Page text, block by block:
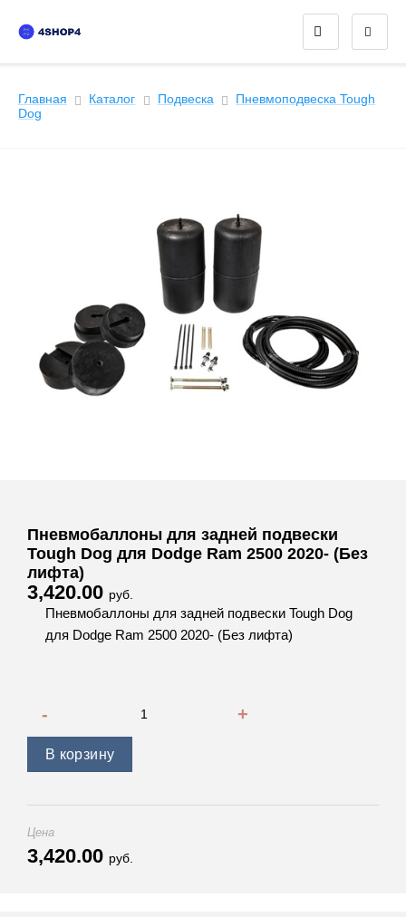
Главная Каталог Подвеска
Пневмоподвеска Tough
Dog
Пневмобаллоны для задней подвески
Tough Dog для Dodge Ram 2500 2020- (Без
лифта)
3,420.00 руб.
Пневмобаллоны для задней подвески Tough Dog
для Dodge Ram 2500 2020- (Без лифта)
В корзину
Цена
3,420.00 руб.